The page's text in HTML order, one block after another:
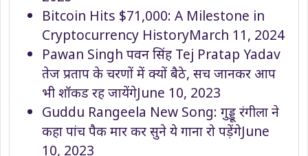
Bitcoin Hits $71,000: A Milestone in
Cryptocurrency HistoryMarch 11, 2024
Pawan Singh पवन सिंह Tej Pratap Yadav
तेज प्रताप के चरणों में क्यों बैठे, सच जानकर आप
भी शॉकड रह जायेंगेJune 10, 2023
Guddu Rangeela New Song: गुड्डू रंगीला ने
कहा पांच पैक मार कर सुने ये गाना रो पड़ेंगेJune
10, 2023